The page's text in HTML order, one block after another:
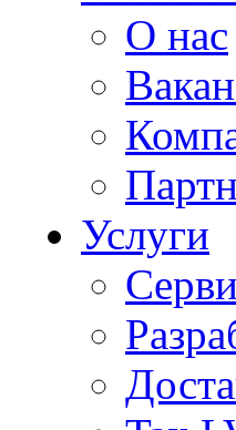
О нас
Услуги